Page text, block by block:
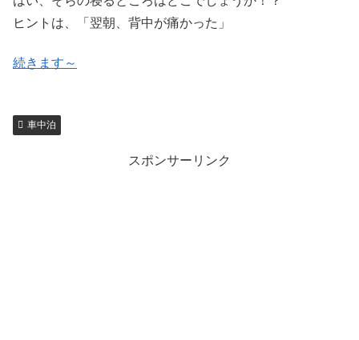
ヒントは、「翌朝、背中が痛かった」
続きます～
車中泊
スポンサーリンク